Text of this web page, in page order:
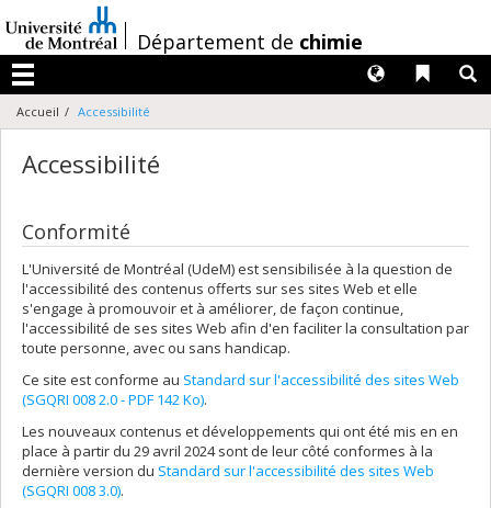
au
contenu
/Département de chimie
Menu
Liens
Langues
Accueil Accessibilité
Accessibilité
Conformité
L'Université de Montréal (UdeM) est sensibilisée à la question de
l'accessibilité des contenus offerts sur ses sites Web et elle
s'engage à promouvoir et à améliorer, de façon continue,
l'accessibilité de ses sites Web afin d'en faciliter la consultation par
toute personne, avec ou sans handicap.
Ce site est conforme au Standard sur l'accessibilité des sites Web
(SGQRI 008 2.0 - PDF 142 Ko).
Les nouveaux contenus et développements qui ont été mis en en
place à partir du 29 avril 2024 sont de leur côté conformes à la
dernière version du Standard sur l'accessibilité des sites Web
(SGQRI 008 3.0).